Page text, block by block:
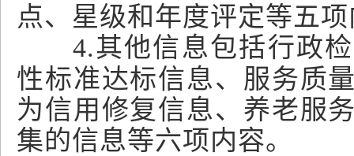
点、星级和年度评定等五
4.其他信息包括行政
性标准达标信息、服务质
为信用修复信息、养老服
集的信息等六项内容。